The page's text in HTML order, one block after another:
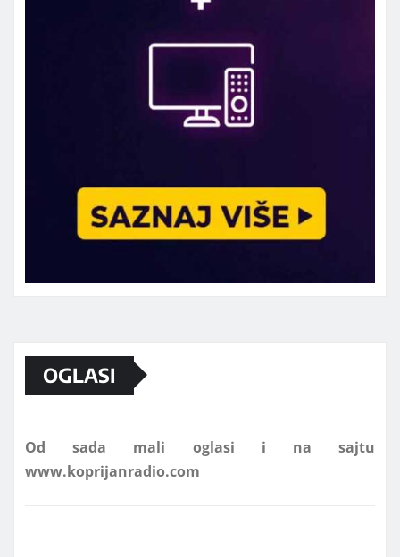
OGLASI
Od sada mali oglasi i na sajtu